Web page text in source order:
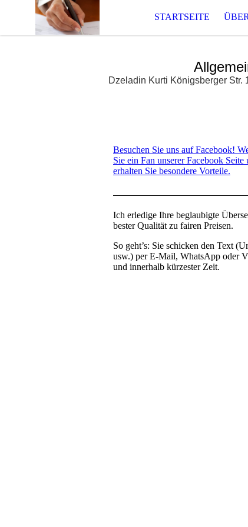
STARTSEITE
Dzeladin Kurti Königsberger
Besuchen Sie uns auf Facebook!
Sie ein Fan unserer Facebook Seite
erhalten Sie besondere Vorteile.
Ich erledige Ihre beglaubigte
bester Qualität zu fairen Preisen.
So geht’s: Sie schicken den Text
usw.) per E-Mail, WhatsApp oder
und innerhalb kürzester Zeit.